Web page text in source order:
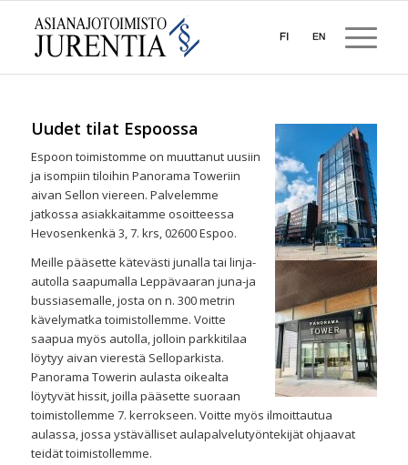
Uudet tilat Espoossa
Espoon toimistomme on muuttanut uusiin
ja isompiin tiloihin Panorama Toweriin
aivan Sellon viereen. Palvelemme
jatkossa asiakkaitamme osoitteessa
Hevosenkenkä 3, 7. krs, 02600 Espoo.
Meille pääsette kätevästi junalla tai linja-
autolla saapumalla Leppävaaran juna-ja
bussiasemalle, josta on n. 300 metrin
kävelymatka toimistollemme. Voitte
saapua myös autolla, jolloin parkkitilaa
löytyy aivan vierestä Selloparkista.
Panorama Towerin aulasta oikealta
löytyvät hissit, joilla pääsette suoraan
toimistollemme 7. kerrokseen. Voitte myös ilmoittautua
aulassa, jossa ystävälliset aulapalvelutyöntekijät ohjaavat
teidät toimistollemme.